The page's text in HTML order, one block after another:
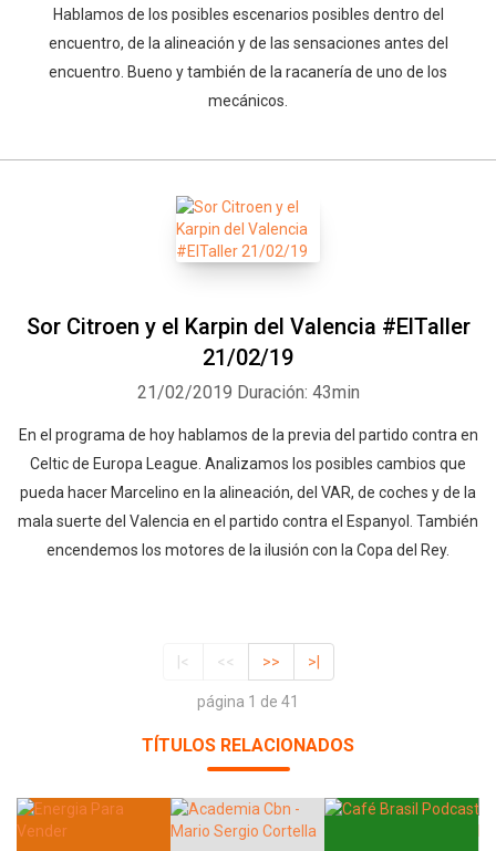
Hablamos de los posibles escenarios posibles dentro del
encuentro, de la alineación y de las sensaciones antes del
encuentro. Bueno y también de la racanería de uno de los
mecánicos.
Sor Citroen y el Karpin del Valencia #ElTaller
21/02/19
21/02/2019 Duración: 43min
En el programa de hoy hablamos de la previa del partido contra en
Celtic de Europa League. Analizamos los posibles cambios que
pueda hacer Marcelino en la alineación, del VAR, de coches y de la
mala suerte del Valencia en el partido contra el Espanyol. También
encendemos los motores de la ilusión con la Copa del Rey.
|< << >> >|
página 1 de 41
TÍTULOS RELACIONADOS